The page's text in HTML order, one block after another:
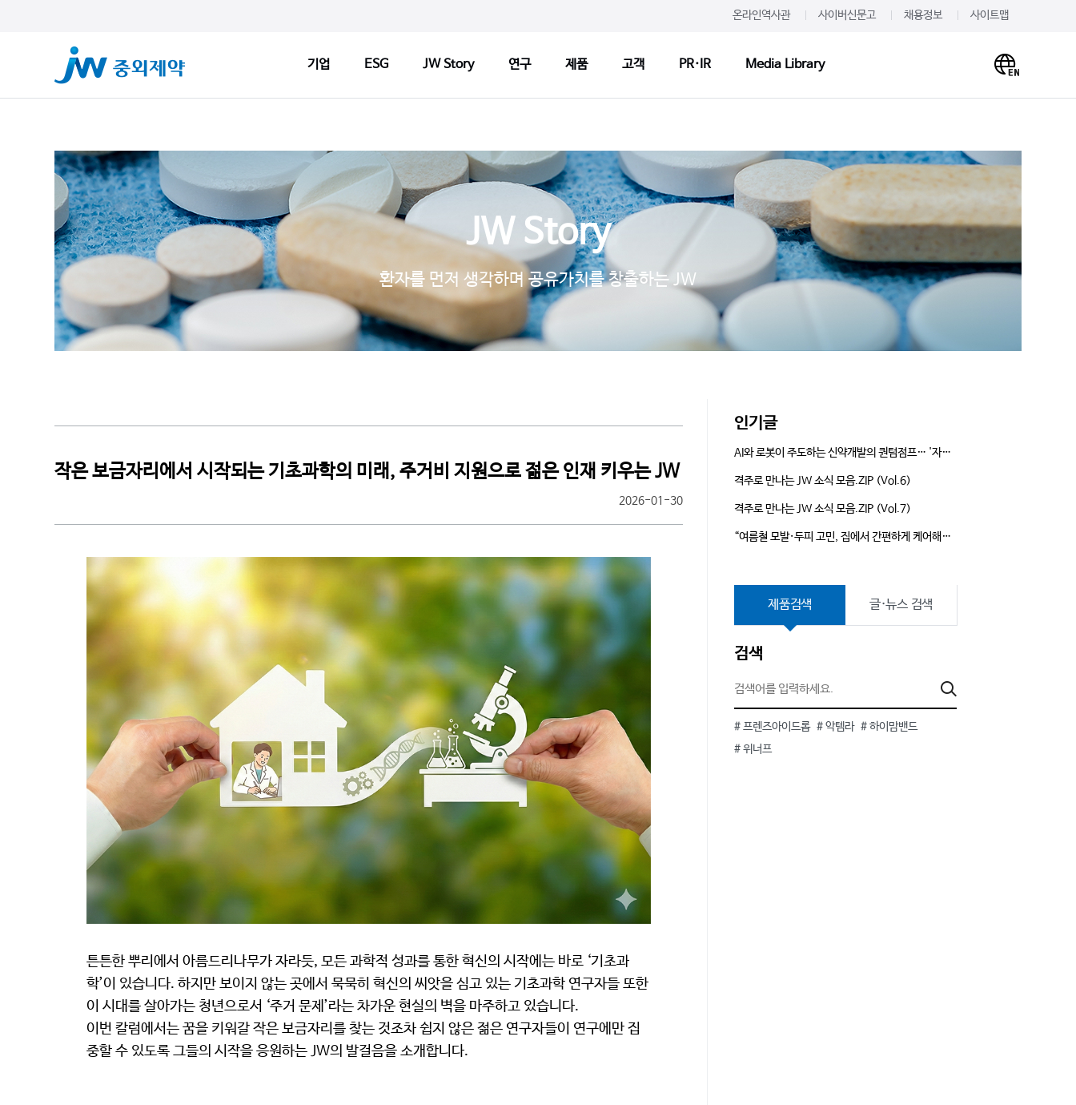
온라인역사관 사이버신문고 채용정보 사이트맵
기업 ESG JW Story 연구 제품 고객 PR·IR Media Library
인사말
회사소개
창업정신
생산시설
연혁
지배구조
JW Now
Health&Tech
JW Brand
ESG News
연구정책
파이프라인
연구 네트워크
제품검색
판매약국 찾기
허가변경알림
자주 묻는 질문
CCM 인사말
CCM 소개
고객문의
1:1 문의하기
지출보고 신청
프레스룸
JW를 주목하다
알려드립니다
재무정보
주가·공시
이미지
JW Story
환자를 먼저 생각하며 공유가치를 창출하는 JW
작은 보금자리에서 시작되는 기초과학의 미래, 주거비 지원으로 젊은 인재 키우는 JW
2026-01-30
튼튼한 뿌리에서 아름드리나무가 자라듯, 모든 과학적 성과를 통한 혁신의 시작에는 바로 ‘기초과
학’이 있습니다. 하지만 보이지 않는 곳에서 묵묵히 혁신의 씨앗을 심고 있는 기초과학 연구자들 또한
이 시대를 살아가는 청년으로서 ‘주거 문제’라는 차가운 현실의 벽을 마주하고 있습니다.
이번 칼럼에서는 꿈을 키워갈 작은 보금자리를 찾는 것조차 쉽지 않은 젊은 연구자들이 연구에만 집
중할 수 있도록 그들의 시작을 응원하는 JW의 발걸음을 소개합니다.
인기글
AI와 로봇이 주도하는 신약개발의 퀀텀점프… '자율형 R&D' 앞장서는 JW
격주로 만나는 JW 소식 모음.ZIP (Vol.6)
격주로 만나는 JW 소식 모음.ZIP (Vol.7)
“여름철 모발·두피 고민, 집에서 간편하게 케어해요!” JW신약 듀크레이 ‘네옵타이드 엑스퍼트’ 뷰티클래스 현장
제품검색 글·뉴스 검색
검색
#프렌즈아이드롭 #악템라 #하이맘밴드
#위너프